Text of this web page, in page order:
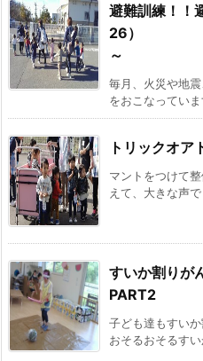
避難訓練！！
26）
～
毎月、火災や地
をおこなってい
トリックオ
マントをつけて
えて、大きな声
すいか割りが
PART2
子ども達もすい
おそるおそるす